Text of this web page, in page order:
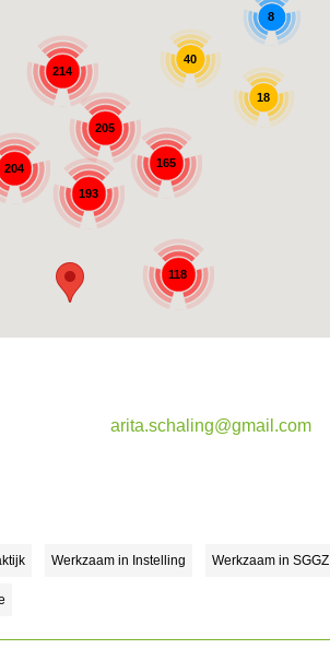
165
193
40
214
118
18
205
204
8
arita.schaling@gmail.com
Werkzaam in Instelling Werkzaam in SGGZ